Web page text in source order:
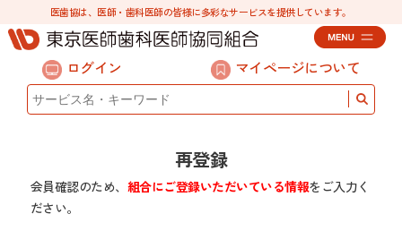
医歯協は、医師・歯科医師の皆様に多彩なサービスを提供しています。
ログイン マイページについて
再登録
会員確認のため、 組合にご登録いただいている情報をご入力く
ださい。